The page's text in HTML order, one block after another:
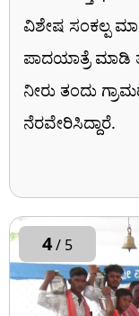
ವಿಶೇಷ ಸಂಕಲ್ಪ
ಪಾದಯಾತ್ರೆ ಮಾಡಿ
ನೀರು ತಂದು
ನೆರವೇರಿಸಿದ್ದಾರೆ.
4/ 5